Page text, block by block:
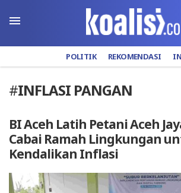
POLITIK REKOMENDASI
#INFLASI PANGAN
BI Aceh Latih Petani Aceh
Cabai Ramah Lingkungan
Kendalikan Inflasi